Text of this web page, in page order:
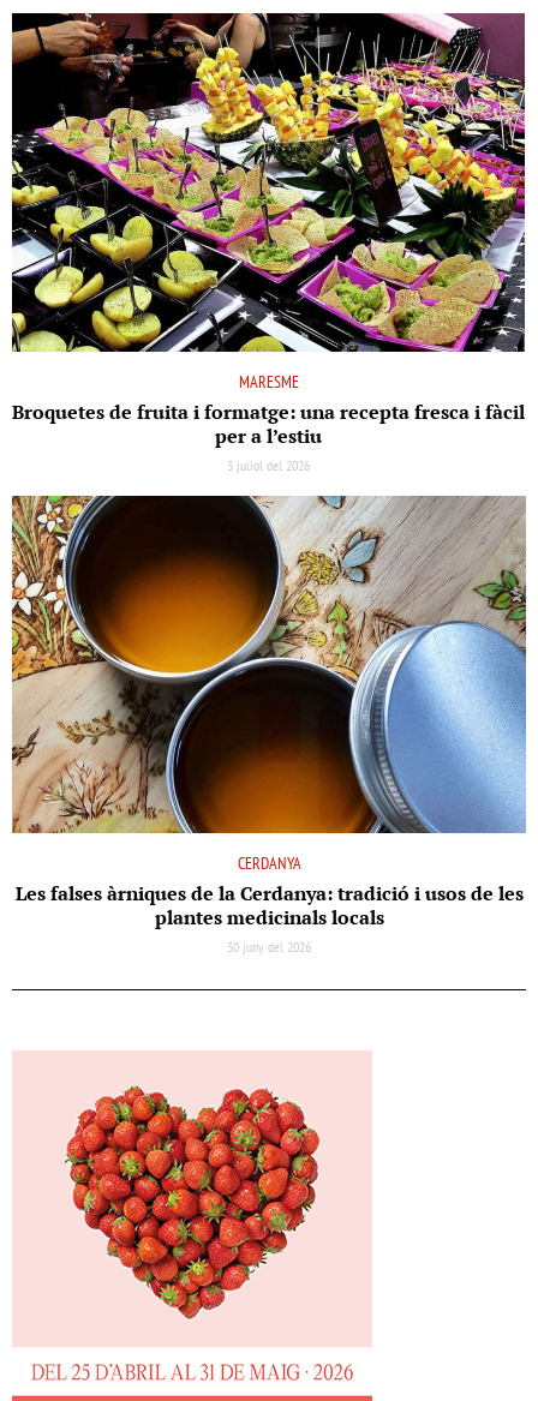
MARESME
Broquetes de fruita i formatge: una recepta fresca i fàcil
per a l’estiu
3 juliol del 2026
CERDANYA
Les falses àrniques de la Cerdanya: tradició i usos de les
plantes medicinals locals
30 juny del 2026